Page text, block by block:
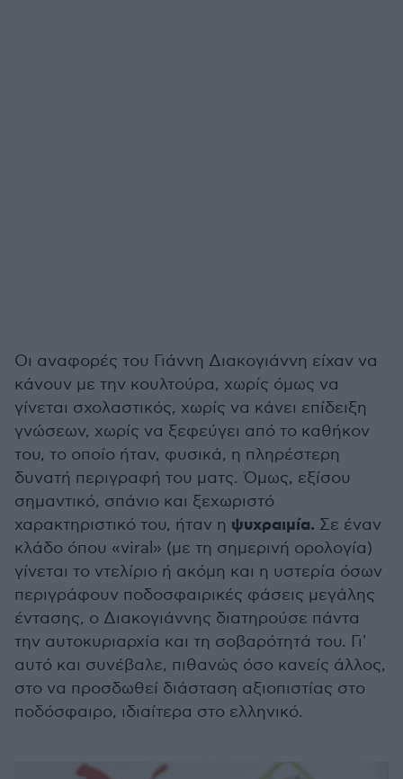
Οι αναφορές του Γιάννη Διακογιάννη είχαν να
κάνουν με την κουλτούρα, χωρίς όμως να
γίνεται σχολαστικός, χωρίς να κάνει επίδειξη
γνώσεων, χωρίς να ξεφεύγει από το καθήκον
του, το οποίο ήταν, φυσικά, η πληρέστερη
δυνατή περιγραφή του ματς. Όμως, εξίσου
σημαντικό, σπάνιο και ξεχωριστό
χαρακτηριστικό του, ήταν η ψυχραιμία. Σε έναν
κλάδο όπου «viral» (με τη σημερινή ορολογία)
γίνεται το ντελίριο ή ακόμη και η υστερία όσων
περιγράφουν ποδοσφαιρικές φάσεις μεγάλης
έντασης, ο Διακογιάννης διατηρούσε πάντα
την αυτοκυριαρχία και τη σοβαρότητά του. Γι'
αυτό και συνέβαλε, πιθανώς όσο κανείς άλλος,
στο να προσδωθεί διάσταση αξιοπιστίας στο
ποδόσφαιρο, ιδιαίτερα στο ελληνικό.